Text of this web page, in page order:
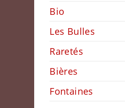
Bio
Les Bulles
Raretés
Bières
Fontaines